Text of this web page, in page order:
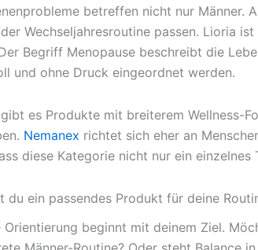
betreffen nicht nur Männer.
Wechseljahresroutine passen. Lioria
Begriff Menopause beschreibt die
und ohne Druck eingeordnet werden.
es Produkte mit breiterem Wellness-
Nemanex richtet sich eher an
diese Kategorie nicht nur ein
du ein passendes Produkt für deine
Orientierung beginnt mit deinem Ziel.